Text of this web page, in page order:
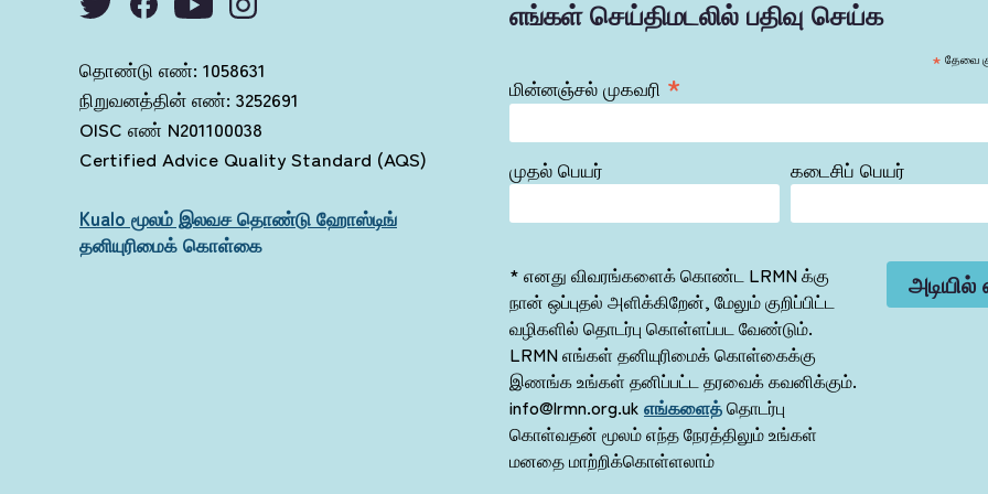
தொண்டு எண்: 1058631
நிறுவனத்தின் எண்: 3252691
OISC எண் N201100038
Certified Advice Quality Standard (AQS)
Kualo மூலம் இலவச தொண்டு ஹோஸ்டிங்
தனியுரிமைக் கொள்கை
எங்கள் செய்திமடலில் பதிவு செய்க
* தேவை
மின்னஞ்சல் முகவரி *
முதல் பெயர் கடைசிப் பெயர்
* எனது விவரங்களைக் கொண்ட LRMN க்கு
நான் ஒப்புதல் அளிக்கிறேன், மேலும் குறிப்பிட்ட
வழிகளில் தொடர்பு கொள்ளப்பட வேண்டும்.
LRMN எங்கள் தனியுரிமைக் கொள்கைக்கு
இணங்க உங்கள் தனிப்பட்ட தரவைக் கவனிக்கும்.
info@lrmn.org.uk எங்களைத்தொடர்பு
கொள்வதன் மூலம் எந்த நேரத்திலும் உங்கள்
மனதை மாற்றிக்கொள்ளலாம்